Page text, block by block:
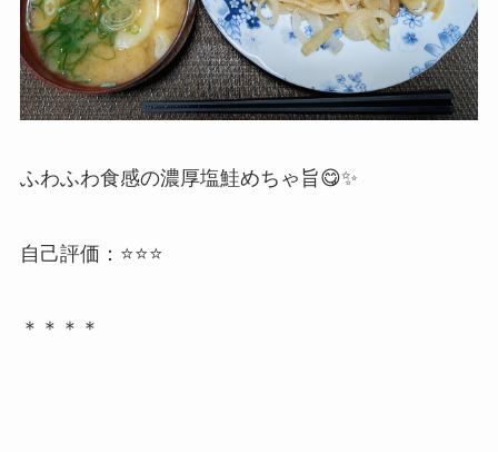
ふわふわ食感の濃厚塩鮭めちゃ旨😋✨
自己評価：⭐️⭐️⭐️
＊＊＊＊